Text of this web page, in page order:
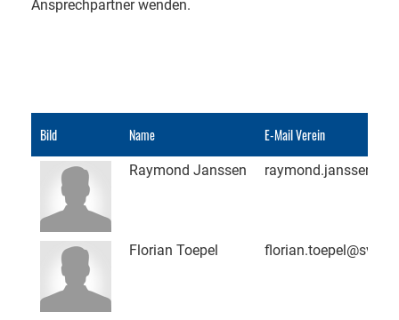
Ansprechpartner wenden.
Bild Name E-Mail Verein
Raymond Janssen
Florian Toepel florian.toepel@sv-